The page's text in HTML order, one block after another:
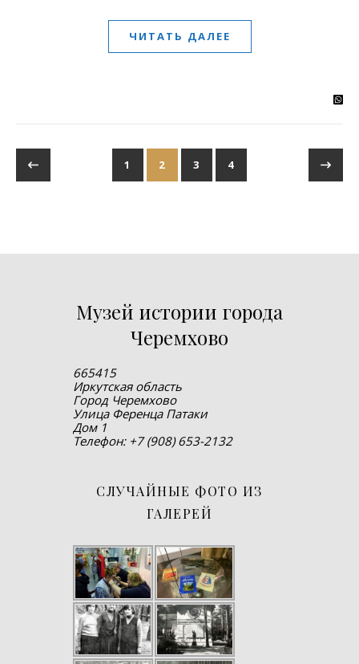
ЧИТАТЬ ДАЛЕЕ
1 2 3 4
Музей истории города
Черемхово
665415
Иркутская область
Город Черемхово
Улица Ференца Патаки
Дом 1
Телефон: +7 (908) 653-2132
СЛУЧАЙНЫЕ ФОТО ИЗ
ГАЛЕРЕЙ